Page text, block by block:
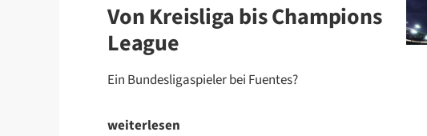
Von Kreisliga bis Champions
League
Ein Bundesligaspieler bei Fuentes?
weiterlesen